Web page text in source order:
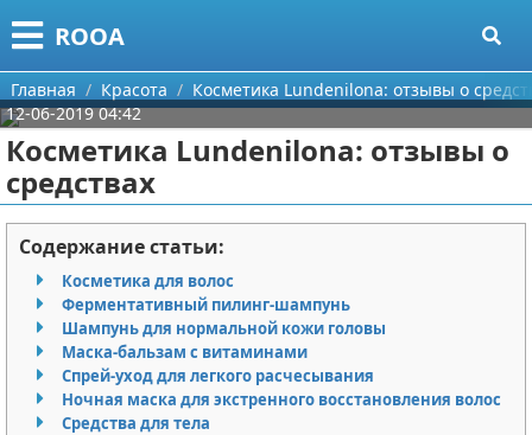
ROOA
Меню
Главная
Категории
Рукоделие
Программирование
Бизнес
Красота
Мода
Поиск
О проекте
Контакты
Сотрудничество
Размещение рекламы
Главная Красота
Косметика Lundenilona: отзывы о
12-06-2019 04:42
Косметика Lundenilona: отзывы о
средствах
Содержание статьи:
Косметика для волос
Ферментативный пилинг-шампунь
Шампунь для нормальной кожи головы
Маска-бальзам с витаминами
Спрей-уход для легкого расчесывания
Ночная маска для экстренного восстановления волос
Средства для тела